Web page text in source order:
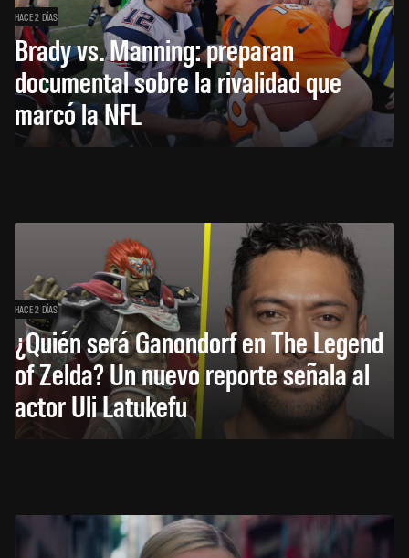
HACE 2 DÍAS
Brady vs. Manning: preparan
documental sobre la rivalidad que
marcó la NFL
HACE 2 DÍAS
¿Quién será Ganondorf en The Legend
of Zelda? Un nuevo reporte señala al
actor Uli Latukefu